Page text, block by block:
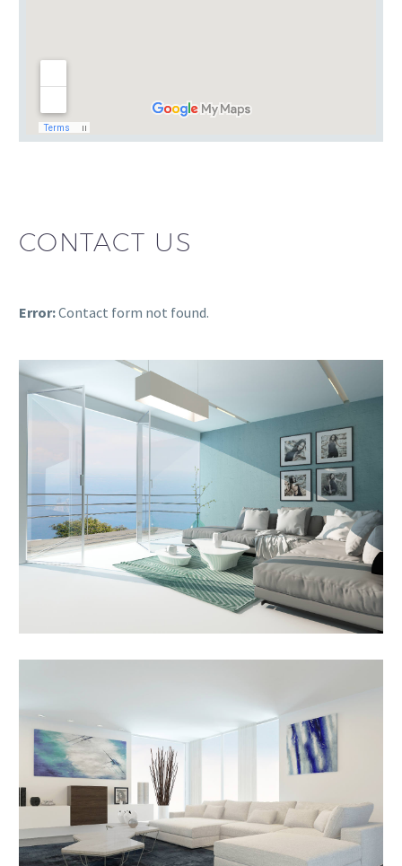
CONTACT US
Error:Contact form not found.